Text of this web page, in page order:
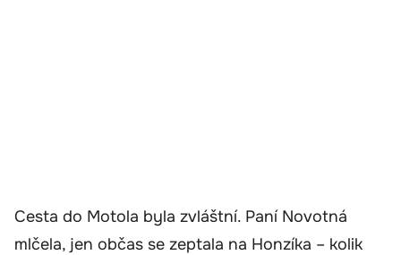
Cesta do Motola byla zvláštní. Paní Novotná
mlčela, jen občas se zeptala na Honzíka – kolik